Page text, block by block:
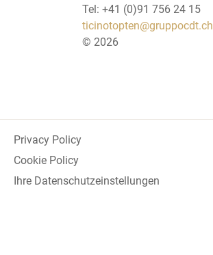
Tel: +41 (0)91 756 24 15
ticinotopten@gruppocdt.ch
© 2026
Privacy Policy
Cookie Policy
Ihre Datenschutzeinstellungen